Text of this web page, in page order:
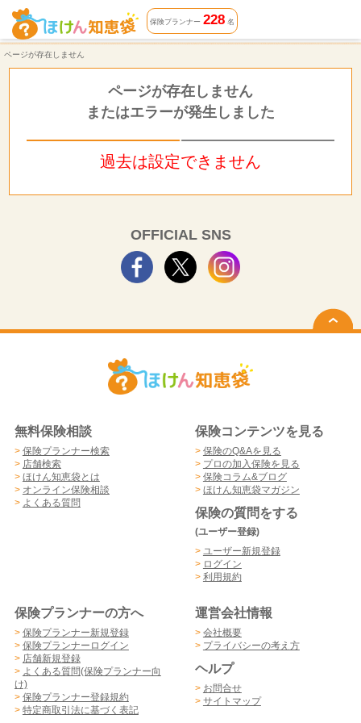
ページが存在しません | ほけん知恵袋
保険プランナー 228名
ページが存在しません
ページが存在しません
またはエラーが発生しました
過去は設定できません
OFFICIAL SNS
無料保険相談
> 保険プランナー検索
> 店舗検索
> ほけん知恵袋とは
> オンライン保険相談
> よくある質問
保険コンテンツを見る
> 保険のQ&Aを見る
> プロの加入保険を見る
> 保険コラム&ブログ
> ほけん知恵袋マガジン
保険の質問をする
(ユーザー登録)
> ユーザー新規登録
> ログイン
> 利用規約
保険プランナーの方へ
> 保険プランナー新規登録
> 保険プランナーログイン
> 店舗新規登録
> よくある質問(保険プランナー向
け)
> 保険プランナー登録規約
> 特定商取引法に基づく表記
運営会社情報
> 会社概要
> プライバシーの考え方
ヘルプ
> お問合せ
> サイトマップ